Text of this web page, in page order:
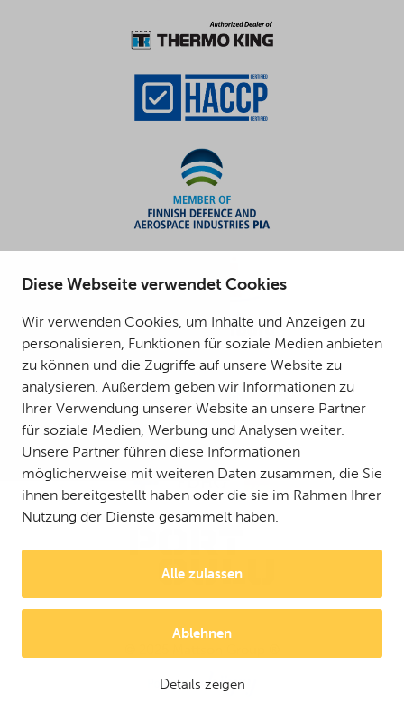
Diese Webseite verwendet Cookies
Wir verwenden Cookies, um Inhalte und Anzeigen zu
personalisieren, Funktionen für soziale Medien anbieten
zu können und die Zugriffe auf unsere Website zu
analysieren. Außerdem geben wir Informationen zu
Ihrer Verwendung unserer Website an unsere Partner
für soziale Medien, Werbung und Analysen weiter.
Unsere Partner führen diese Informationen
möglicherweise mit weiteren Daten zusammen, die Sie
ihnen bereitgestellt haben oder die sie im Rahmen Ihrer
Nutzung der Dienste gesammelt haben.
Alle zulassen
Ablehnen
Details zeigen